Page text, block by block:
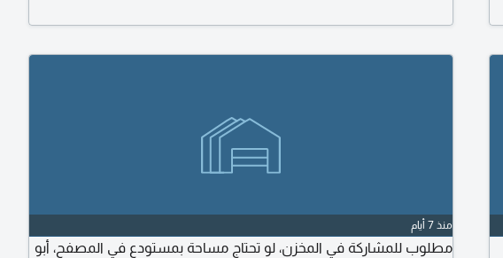
منذ 7 أيام
مطلوب للمشاركة في المخزن، لو تحتاج مساحة بمستودع في المصفح، أبو